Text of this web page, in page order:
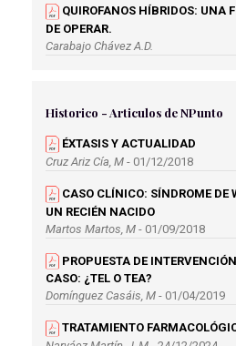
QUIROFANOS HÍBRIDOS: UNA
DE OPERAR.
Carabajo Chávez A.D.
Fernández Rodríguez A.
RECOMENDACIONES Y
PACIENTES MASTECTOMIZADAS.
VALORACIÓN Y MANEJO DEL
POSOPERATORIO.
EFECTIVIDAD DE LA CIRUGÍA
DIABETES MELLITUS.
Historico - Articulos de NPunto
ÉXTASIS Y ACTUALIDAD
Cruz Ariz Cía, M - 01/12/2018
CASO CLÍNICO: SÍNDROME DE
UN RECIÉN NACIDO
Martos Martos, M - 01/09/2018
PROPUESTA DE
CASO: ¿TEL O TEA?
Domínguez Casáis, M - 01/04/2019
TRATAMIENTO